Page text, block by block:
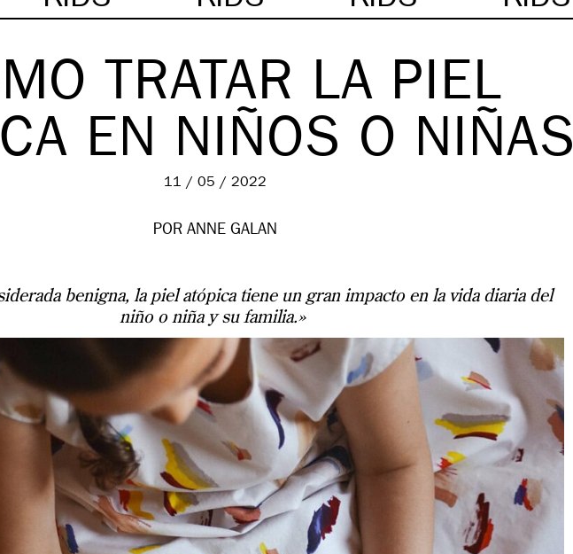
TRATAR LA PIEL
EN NIÑOS O NIÑAS
11 / 05 / 2022
POR ANNE GALAN
benigna, la piel atópica tiene un gran impacto en la vida diaria del
niño o niña y su familia.»